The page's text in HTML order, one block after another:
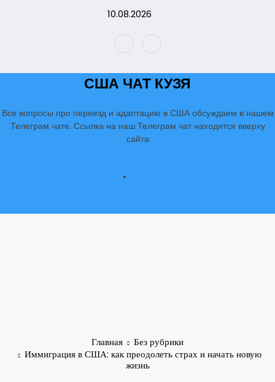
10.08.2026
США ЧАТ КУЗЯ
Все вопросы про переезд и адаптацию в США обсуждаем в нашем
Телеграм чате. Ссылка на наш Телеграм чат находится вверху
сайта
Главная
Без рубрики
Иммиграция в США: как преодолеть страх и начать новую
жизнь